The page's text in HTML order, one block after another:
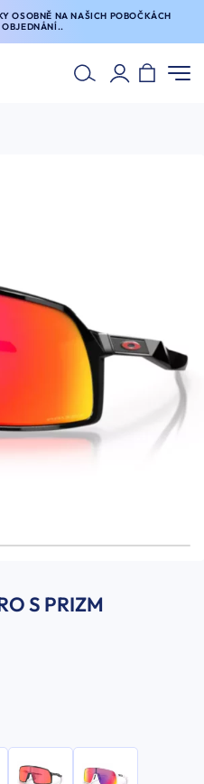
OSOBNĚ NA NAŠICH POBOČKÁCH
OBJEDNÁNÍ..
S PRIZM